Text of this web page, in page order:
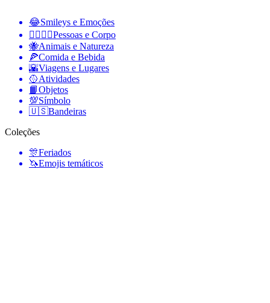
😂Smileys e Emoções
👩‍❤️‍💋‍👨Pessoas e Corpo
🐝Animais e Natureza
🍕Comida e Bebida
🌇Viagens e Lugares
🥎Atividades
📙Objetos
💯Símbolo
🇺🇸Bandeiras
Coleções
🎊Feriados
🦄Emojis temáticos